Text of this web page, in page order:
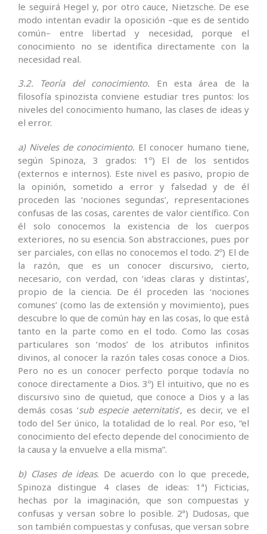
le seguirá Hegel y, por otro cauce, Nietzsche. De ese
modo intentan evadir la oposición –que es de sentido
común– entre libertad y necesidad, porque el
conocimiento no se identifica directamente con la
necesidad real.
3.2. Teoría del conocimiento. En esta área de la
filosofía spinozista conviene estudiar tres puntos: los
niveles del conocimiento humano, las clases de ideas y
el error.
a) Niveles de conocimiento. El conocer humano tiene,
según Spinoza, 3 grados: 1º) El de los sentidos
(externos e internos). Este nivel es pasivo, propio de
la opinión, sometido a error y falsedad y de él
proceden las ‘nociones segundas’, representaciones
confusas de las cosas, carentes de valor científico. Con
él solo conocemos la existencia de los cuerpos
exteriores, no su esencia. Son abstracciones, pues por
ser parciales, con ellas no conocemos el todo. 2º) El de
la razón, que es un conocer discursivo, cierto,
necesario, con verdad, con ‘ideas claras y distintas’,
propio de la ciencia. De él proceden las ‘nociones
comunes’ (como las de extensión y movimiento), pues
descubre lo que de común hay en las cosas, lo que está
tanto en la parte como en el todo. Como las cosas
particulares son ‘modos’ de los atributos infinitos
divinos, al conocer la razón tales cosas conoce a Dios.
Pero no es un conocer perfecto porque todavía no
conoce directamente a Dios. 3º) El intuitivo, que no es
discursivo sino de quietud, que conoce a Dios y a las
demás cosas ‘sub especie aeternitatis’, es decir, ve el
todo del Ser único, la totalidad de lo real. Por eso, “el
conocimiento del efecto depende del conocimiento de
la causa y la envuelve a ella misma”.
b) Clases de ideas. De acuerdo con lo que precede,
Spinoza distingue 4 clases de ideas: 1ª) Ficticias,
hechas por la imaginación, que son compuestas y
confusas y versan sobre lo posible. 2ª) Dudosas, que
son también compuestas y confusas, que versan sobre